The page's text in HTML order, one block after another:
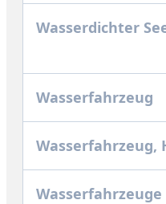
Wasserdichter
Wasserfahrzeug
Wasserfahrzeug,
Wasserfahrzeuge